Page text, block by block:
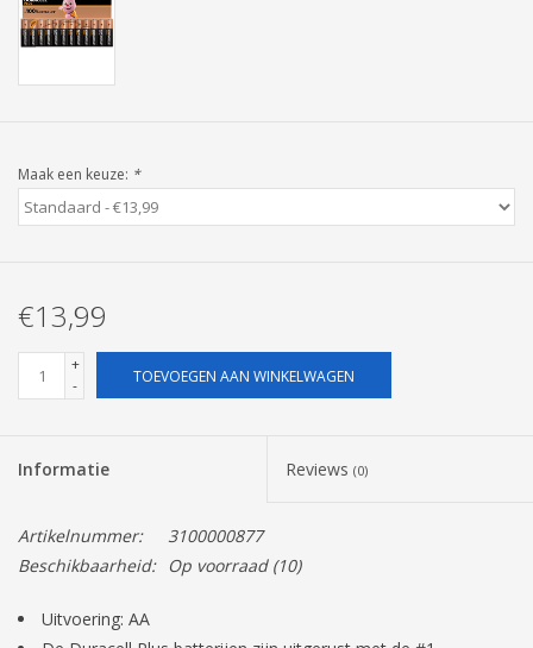
Veiligheid
Pasen
Maak een keuze: *
€13,99
+
-
TOEVOEGEN AAN WINKELWAGEN
Informatie Reviews (0)
Artikelnummer:
3100000877
Beschikbaarheid:
Op voorraad(10)
Uitvoering: AA